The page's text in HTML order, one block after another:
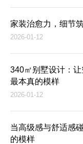
家装治愈力，细节
2026-01-12
340㎡别墅设计：
最本真的模样
2026-01-12
当高级感与舒适感
的模样